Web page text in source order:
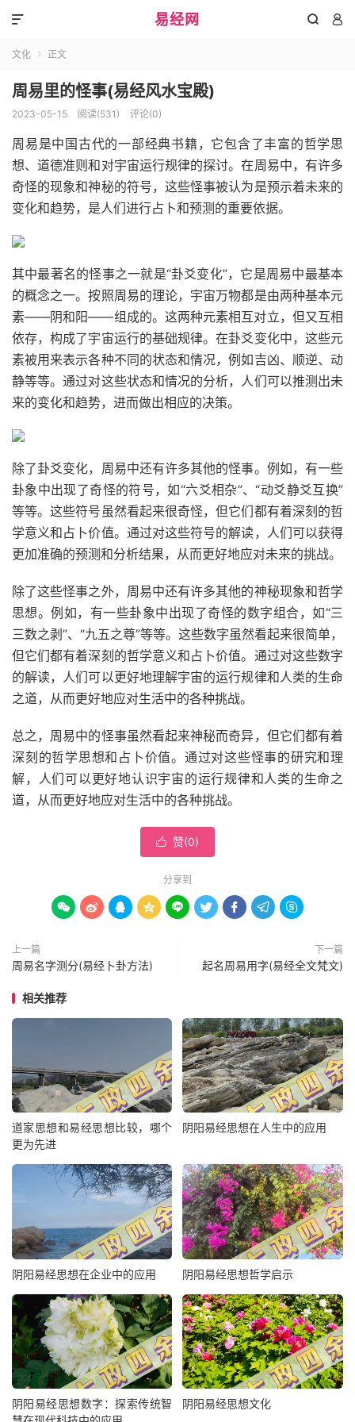
易经网  

文化  正文
周易里的怪事(易经风水宝殿)
2023-05-15 阅读(531) 评论(0)
周易是中国古代的一部经典书籍，它包含了丰富的哲学思
想、道德准则和对宇宙运行规律的探讨。在周易中，有许多
奇怪的现象和神秘的符号，这些怪事被认为是预示着未来的
变化和趋势，是人们进行占卜和预测的重要依据。
其中最著名的怪事之一就是“卦爻变化”，它是周易中最基本
的概念之一。按照周易的理论，宇宙万物都是由两种基本元
素——阴和阳——组成的。这两种元素相互对立，但又互相
依存，构成了宇宙运行的基础规律。在卦爻变化中，这些元
素被用来表示各种不同的状态和情况，例如吉凶、顺逆、动
静等等。通过对这些状态和情况的分析，人们可以推测出未
来的变化和趋势，进而做出相应的决策。
除了卦爻变化，周易中还有许多其他的怪事。例如，有一些
卦象中出现了奇怪的符号，如“六爻相杂”、“动爻静爻互换”
等等。这些符号虽然看起来很奇怪，但它们都有着深刻的哲
学意义和占卜价值。通过对这些符号的解读，人们可以获得
更加准确的预测和分析结果，从而更好地应对未来的挑战。
除了这些怪事之外，周易中还有许多其他的神秘现象和哲学
思想。例如，有一些卦象中出现了奇怪的数字组合，如“三
三数之剥”、“九五之尊”等等。这些数字虽然看起来很简单，
但它们都有着深刻的哲学意义和占卜价值。通过对这些数字
的解读，人们可以更好地理解宇宙的运行规律和人类的生命
之道，从而更好地应对生活中的各种挑战。
总之，周易中的怪事虽然看起来神秘而奇异，但它们都有着
深刻的哲学思想和占卜价值。通过对这些怪事的研究和理
解，人们可以更好地认识宇宙的运行规律和人类的生命之
道，从而更好地应对生活中的各种挑战。
 赞(0)
分享到
        
上一篇
周易名字测分(易经卜卦方法)
下一篇
起名周易用字(易经全文梵文)
相关推荐
道家思想和易经思想比较，哪个
更为先进
阴阳易经思想在人生中的应用
阴阳易经思想在企业中的应用 阴阳易经思想哲学启示
阴阳易经思想数字：探索传统智
阴阳易经思想文化